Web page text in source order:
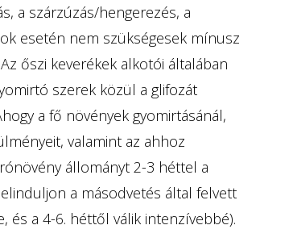
a szárzúzás/hengerezés, a
esetén nem szükségesek mínusz
őszi keverékek alkotói általában
szerek közül a glifozát
a fő növények gyomirtásánál,
valamint az ahhoz
állományt 2-3 héttel a
a másodvetés által felvett
és a 4-6. héttől válik intenzívebbé).